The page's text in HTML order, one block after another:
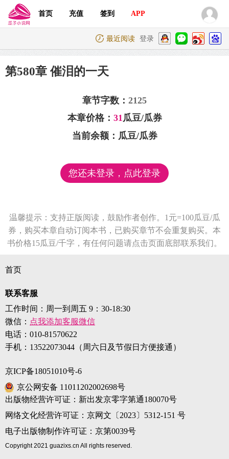
首页 充值 签到 APP
最近阅读 登录
第580章 催泪的一天
章节字数： 2125
本章价格： 31瓜豆/瓜券
当前余额： 瓜豆/瓜券
您还未登录，点此登录
温馨提示：支持正版阅读，鼓励作者创作。1元=100瓜豆/瓜
券，购买本章自动订阅本书，已购买章节不会重复购买。本
书价格15瓜豆/千字，有任何问题请点击页面底部联系我们。
首页
联系客服
工作时间：周一到周五 9：30-18:30
微信： 点我添加客服微信
电话： 010-81570622
手机： 13522073044（周六日及节假日方便接通）
京ICP备18051010号-6
京公网安备 11011202002698号
出版物经营许可证：新出发京零字第通180070号
网络文化经营许可证：京网文〔2023〕5312-151 号
电子出版物制作许可证：京第0039号
Copyright 2021 guazixs.cn All rights reserved.